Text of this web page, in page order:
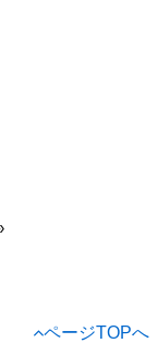
ページTOPへ